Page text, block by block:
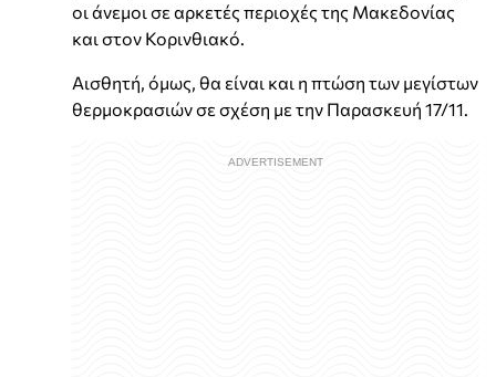
οι άνεμοι σε αρκετές περιοχές της Μακεδονίας
και στον Κορινθιακό.
Αισθητή, όμως, θα είναι και η πτώση των μεγίστων
θερμοκρασιών σε σχέση με την Παρασκευή 17/11.